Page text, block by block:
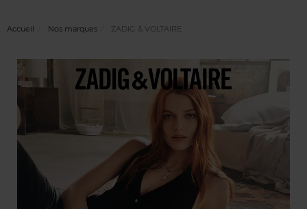
Accueil Nos marques ZADIG & VOLTAIRE